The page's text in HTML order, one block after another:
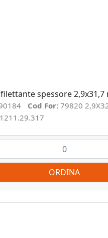
spessore 2,9x31,7
Cod For: 79820
1211.29.317
ORDINA